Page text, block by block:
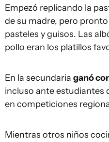
Empezó replicando la
de su madre, pero
pasteles y guisos. Las
pollo eran los platillos
En la secundaria ganó
incluso ante estudiantes
en competiciones
Mientras otros niños